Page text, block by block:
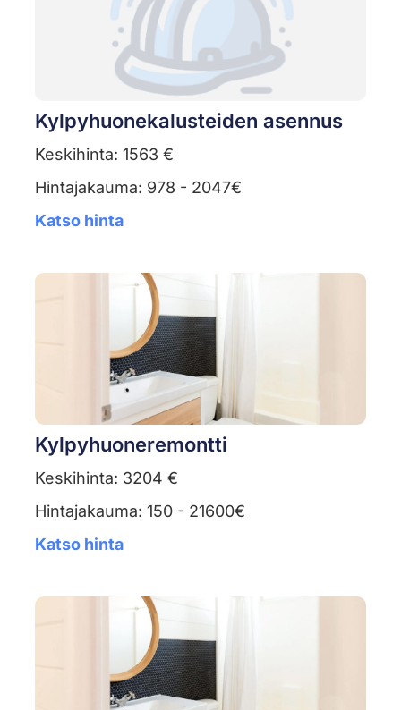
Kylpyhuonekalusteiden asennus
Keskihinta: 1563 €
Hintajakauma: 978 - 2047€
Katso hinta
Kylpyhuoneremontti
Keskihinta: 3204 €
Hintajakauma: 150 - 21600€
Katso hinta